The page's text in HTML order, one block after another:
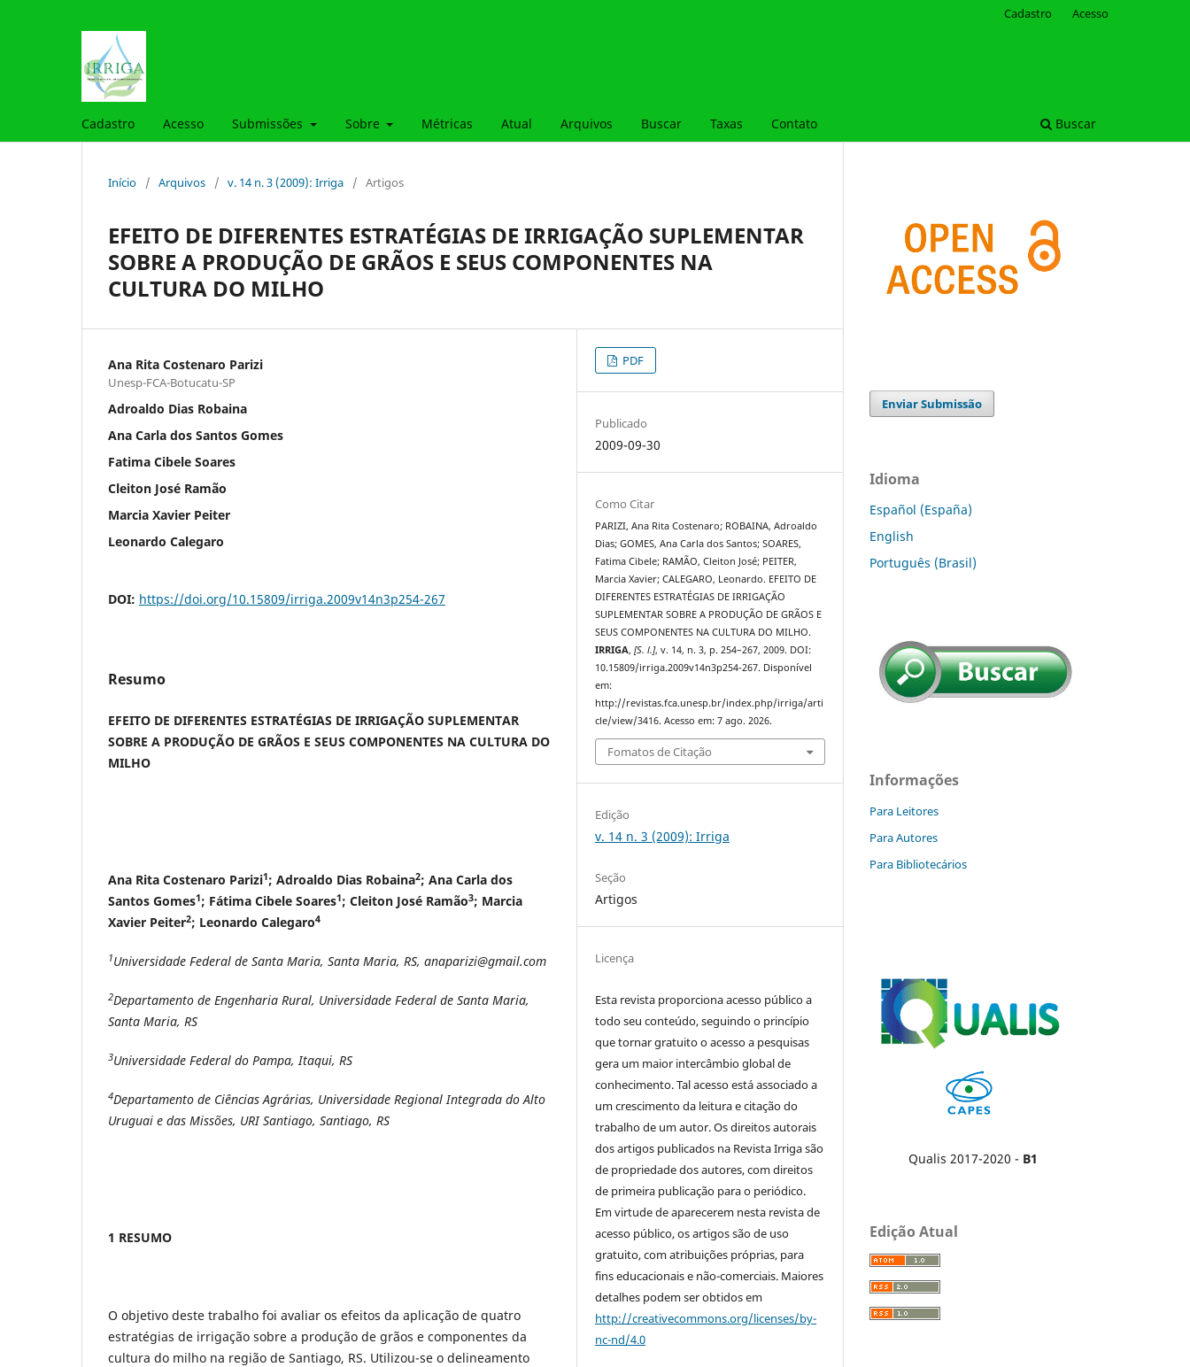
Cadastro Acesso Submissões Sobre Métricas Atual Arquivos Buscar Taxas Contato Buscar
Cadastro Acesso
Início / Arquivos / v. 14 n. 3 (2009): Irriga / Artigos
EFEITO DE DIFERENTES ESTRATÉGIAS DE IRRIGAÇÃO SUPLEMENTAR
SOBRE A PRODUÇÃO DE GRÃOS E SEUS COMPONENTES NA
CULTURA DO MILHO
Ana Rita Costenaro Parizi
Unesp-FCA-Botucatu-SP
Adroaldo Dias Robaina
Ana Carla dos Santos Gomes
Fatima Cibele Soares
Cleiton José Ramão
Marcia Xavier Peiter
Leonardo Calegaro
DOI: https://doi.org/10.15809/irriga.2009v14n3p254-267
Resumo
EFEITO DE DIFERENTES ESTRATÉGIAS DE IRRIGAÇÃO SUPLEMENTAR
SOBRE A PRODUÇÃO DE GRÃOS E SEUS COMPONENTES NA CULTURA DO
MILHO
Ana Rita Costenaro Parizi1; Adroaldo Dias Robaina2; Ana Carla dos
Santos Gomes1; Fátima Cibele Soares1; Cleiton José Ramão3; Marcia
Xavier Peiter2; Leonardo Calegaro4
1Universidade Federal de Santa Maria, Santa Maria, RS, anaparizi@gmail.com
2Departamento de Engenharia Rural, Universidade Federal de Santa Maria,
Santa Maria, RS
3Universidade Federal do Pampa, Itaqui, RS
4Departamento de Ciências Agrárias, Universidade Regional Integrada do Alto
Uruguai e das Missões, URI Santiago, Santiago, RS
1 RESUMO
O objetivo deste trabalho foi avaliar os efeitos da aplicação de quatro
estratégias de irrigação sobre a produção de grãos e componentes da
cultura do milho na região de Santiago, RS. Utilizou-se o delineamento
PDF
Publicado
2009-09-30
Como Citar
PARIZI, Ana Rita Costenaro; ROBAINA, Adroaldo
Dias; GOMES, Ana Carla dos Santos; SOARES,
Fatima Cibele; RAMÃO, Cleiton José; PEITER,
Marcia Xavier; CALEGARO, Leonardo. EFEITO DE
DIFERENTES ESTRATÉGIAS DE IRRIGAÇÃO
SUPLEMENTAR SOBRE A PRODUÇÃO DE GRÃOS E
SEUS COMPONENTES NA CULTURA DO MILHO.
IRRIGA,[S. l.], v. 14, n. 3, p. 254–267, 2009. DOI:
10.15809/irriga.2009v14n3p254-267. Disponível
em:
http://revistas.fca.unesp.br/index.php/irriga/arti
cle/view/3416. Acesso em: 7 ago. 2026.
Fomatos de Citação
Edição
v. 14 n. 3 (2009): Irriga
Seção
Artigos
Licença
Esta revista proporciona acesso público a
todo seu conteúdo, seguindo o princípio
que tornar gratuito o acesso a pesquisas
gera um maior intercâmbio global de
conhecimento. Tal acesso está associado a
um crescimento da leitura e citação do
trabalho de um autor. Os direitos autorais
dos artigos publicados na Revista Irriga são
de propriedade dos autores, com direitos
de primeira publicação para o periódico.
Em virtude de aparecerem nesta revista de
acesso público, os artigos são de uso
gratuito, com atribuições próprias, para
fins educacionais e não-comerciais. Maiores
detalhes podem ser obtidos em
http://creativecommons.org/licenses/by-
nc-nd/4.0
Enviar Submissão
Idioma
Español (España)
English
Português (Brasil)
Informações
Para Leitores
Para Autores
Para Bibliotecários
Qualis 2017-2020 - B1
Edição Atual